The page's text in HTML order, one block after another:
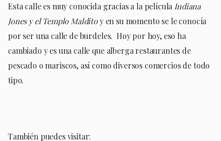
Esta calle es muy conocida gracias a la película Indiana
Jones y el Templo Malditoy en su momento se le conocía
por ser una calle de burdeles. Hoy por hoy, eso ha
cambiado y es una calle que alberga restaurantes de
pescado o mariscos, así como diversos comercios de todo
tipo.
También puedes visitar: